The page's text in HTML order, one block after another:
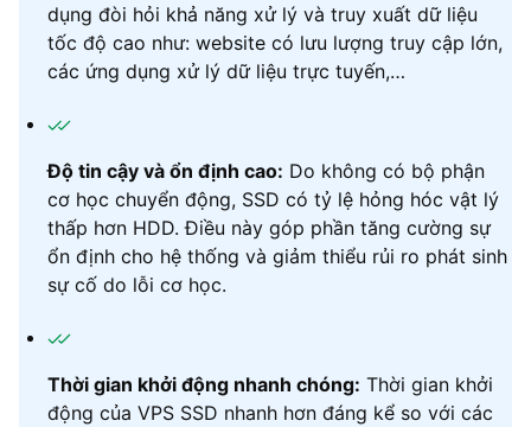
dụng đòi hỏi khả năng xử lý và truy xuất dữ liệu
tốc độ cao như: website có lưu lượng truy cập lớn,
các ứng dụng xử lý dữ liệu trực tuyến,…
Độ tin cậy và ổn định cao: Do không có bộ phận
cơ học chuyển động, SSD có tỷ lệ hỏng hóc vật lý
thấp hơn HDD. Điều này góp phần tăng cường sự
ổn định cho hệ thống và giảm thiểu rủi ro phát sinh
sự cố do lỗi cơ học.
Thời gian khởi động nhanh chóng: Thời gian khởi
động của VPS SSD nhanh hơn đáng kể so với các